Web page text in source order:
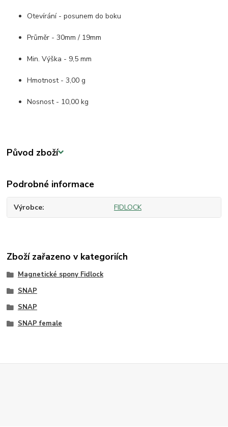
Otevírání - posunem do boku
Průměr - 30mm / 19mm
Min. Výška - 9,5 mm
Hmotnost - 3,00 g
Nosnost - 10,00 kg
Původ zboží
Podrobné informace
Výrobce FIDLOCK
Zboží zařazeno v kategoriích
Magnetické spony Fidlock
SNAP
SNAP
SNAP female